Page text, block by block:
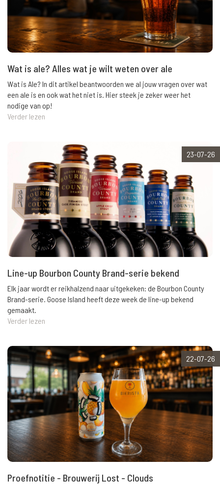
Wat is ale? Alles wat je wilt weten over ale
Wat is Ale? In dit artikel beantwoorden we al jouw vragen over wat
een ale is en ook wat het niet is. Hier steek je zeker weer het
nodige van op!
Verder lezen
23-07-26
Line-up Bourbon County Brand-serie bekend
Elk jaar wordt er reikhalzend naar uitgekeken: de Bourbon County
Brand-serie. Goose Island heeft deze week de line-up bekend
gemaakt.
Verder lezen
22-07-26
Proefnotitie - Brouwerij Lost - Clouds